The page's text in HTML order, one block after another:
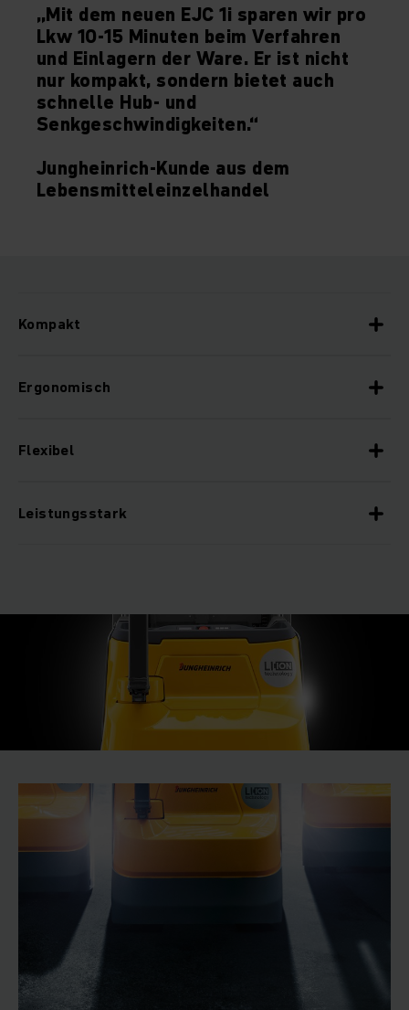
„Mit dem neuen EJC 1i sparen wir pro
Lkw 10-15 Minuten beim Verfahren
und Einlagern der Ware. Er ist nicht
nur kompakt, sondern bietet auch
schnelle Hub- und
Senkgeschwindigkeiten.“
Jungheinrich-Kunde aus dem
Lebensmitteleinzelhandel
Kompakt
Ergonomisch
Flexibel
Leistungsstark